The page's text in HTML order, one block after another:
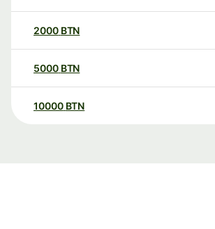
2000 BTN
5000 BTN
10000 BTN